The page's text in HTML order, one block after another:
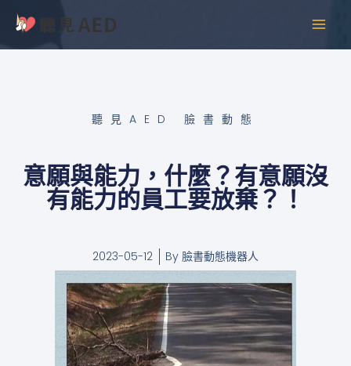
主
聽見AED 臉書動態
意願與能力，什麼？有意願沒
有能力的員工要放棄？！
2023-05-12 By 臉書動態機器人